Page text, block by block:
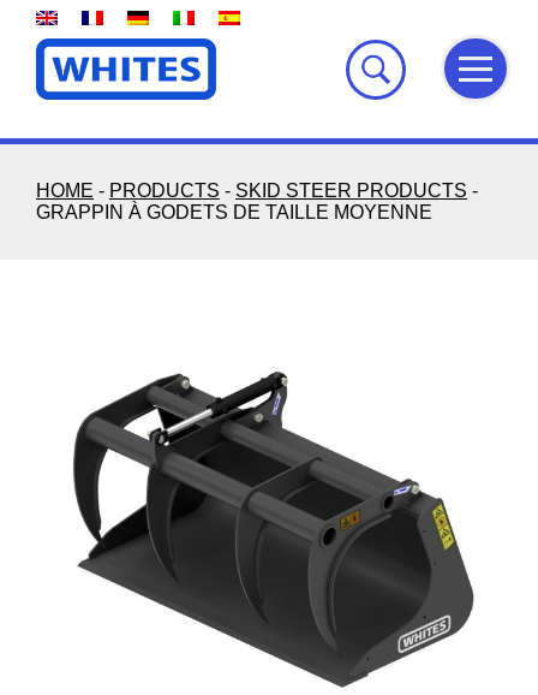
Skip
content
HOME - PRODUCTS - SKID STEER PRODUCTS -
GRAPPIN À GODETS DE TAILLE MOYENNE